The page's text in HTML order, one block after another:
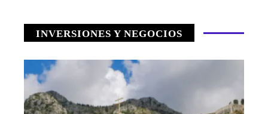
INVERSIONES Y NEGOCIOS